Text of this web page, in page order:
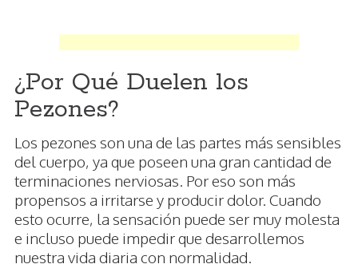
¿Por Qué Duelen los
Pezones?
Los pezones son una de las partes más sensibles
del cuerpo, ya que poseen una gran cantidad de
terminaciones nerviosas. Por eso son más
propensos a irritarse y producir dolor. Cuando
esto ocurre, la sensación puede ser muy molesta
e incluso puede impedir que desarrollemos
nuestra vida diaria con normalidad.